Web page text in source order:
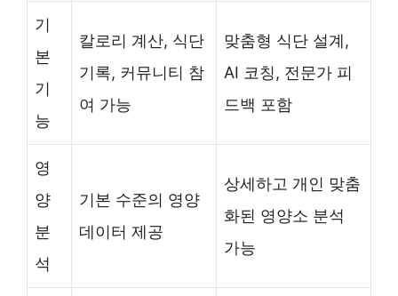
기
본
기
능
칼로리 계산, 식단
기록, 커뮤니티 참
여 가능
맞춤형 식단 설계,
AI 코칭, 전문가 피
드백 포함
영
양
분
석
기본 수준의 영양
데이터 제공
상세하고 개인 맞춤
화된 영양소 분석
가능